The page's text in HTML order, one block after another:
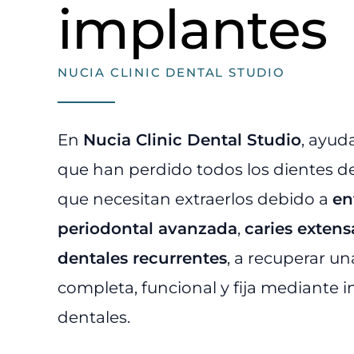
implantes
NUCIA CLINIC DENTAL STUDIO
En Nucia Clinic Dental Studio,
que han perdido todos los dientes
que necesitan extraerlos debido a
periodontal avanzada, caries
dentales recurrentes, a recuperar
completa, funcional y fija mediante
dentales.